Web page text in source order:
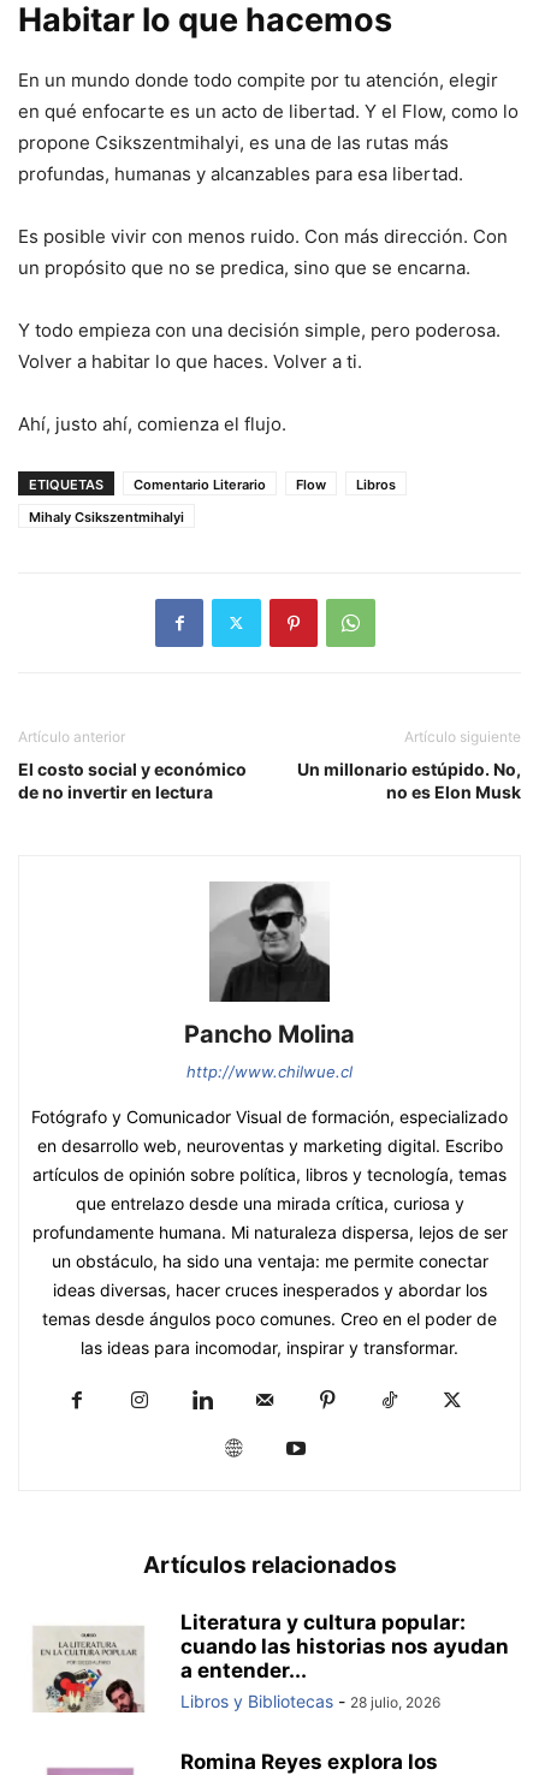
Habitar lo que hacemos
En un mundo donde todo compite por tu atención, elegir
en qué enfocarte es un acto de libertad. Y el Flow, como lo
propone Csikszentmihalyi, es una de las rutas más
profundas, humanas y alcanzables para esa libertad.
Es posible vivir con menos ruido. Con más dirección. Con
un propósito que no se predica, sino que se encarna.
Y todo empieza con una decisión simple, pero poderosa.
Volver a habitar lo que haces. Volver a ti.
Ahí, justo ahí, comienza el flujo.
ETIQUETAS Comentario Literario Flow
Libros
Mihaly Csikszentmihalyi
Artículo anterior
El costo social y económico
de no invertir en lectura
Artículo siguiente
Un millonario estúpido. No,
no es Elon Musk
Pancho Molina
http://www.chilwue.cl
Fotógrafo y Comunicador Visual de formación, especializado
en desarrollo web, neuroventas y marketing digital. Escribo
artículos de opinión sobre política, libros y tecnología, temas
que entrelazo desde una mirada crítica, curiosa y
profundamente humana. Mi naturaleza dispersa, lejos de ser
un obstáculo, ha sido una ventaja: me permite conectar
ideas diversas, hacer cruces inesperados y abordar los
temas desde ángulos poco comunes. Creo en el poder de
las ideas para incomodar, inspirar y transformar.
Artículos relacionados
Literatura y cultura popular:
cuando las historias nos ayudan
a entender...
Libros y Bibliotecas - 28 julio, 2026
Romina Reyes explora los